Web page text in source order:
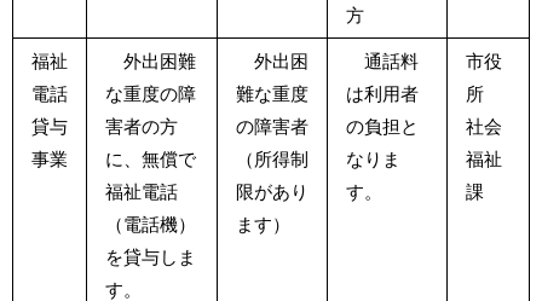
方
福祉
電話
貸与
事業
外出困難
な重度の障
害者の方
に、無償で
福祉電話
（電話機）
を貸与しま
す。
外出困
難な重度
の障害者
（所得制
限があり
ます）
通話料
は利用者
の負担と
なりま
す。
市役
所
社会
福祉
課